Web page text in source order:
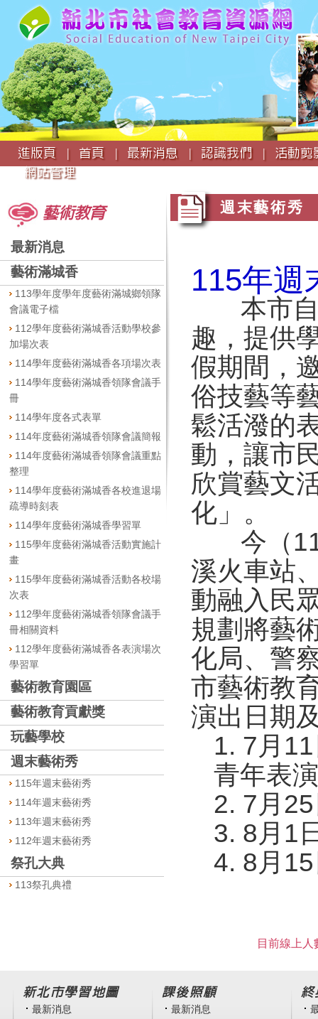
:::
進版頁 |
首頁 | 最新消息 | 認識我們 |
活動
網站管理
藝術教育
最新消息
藝術滿城香
113學年度學年度藝術滿城鄉領隊
會議電子檔
112學年度藝術滿城香活動學校參
加場次表
114學年度藝術滿城香各項場次表
114學年度藝術滿城香領隊會議手
冊
114學年度各式表單
114年度藝術滿城香領隊會議簡報
114年度藝術滿城香領隊會議重點
整理
114學年度藝術滿城香各校進退場
疏導時刻表
114學年度藝術滿城香學習單
115學年度藝術滿城香活動實施計
畫
115學年度藝術滿城香活動各校場
次表
112學年度藝術滿城香領隊會議手
冊相關資料
112學年度藝術滿城香各表演場次
學習單
藝術教育園區
藝術教育貢獻獎
玩藝學校
週末藝術秀
115年週末藝術秀
114年週末藝術秀
113年週末藝術秀
112年週末藝術秀
祭孔大典
113祭孔典禮
週末藝術秀
115年週
本市自
趣，提供
假期間，
俗技藝等
鬆活潑的
動，讓市
欣賞藝文
化」。
今（115
溪火車站
動融入民
規劃將藝
化局、警
市藝術教
演出日期
1. 7月
青年表
2. 7月
3. 8月1
4. 8月
目前線上
新北市學習地圖
最新消息
課後照顧
最新消息
終